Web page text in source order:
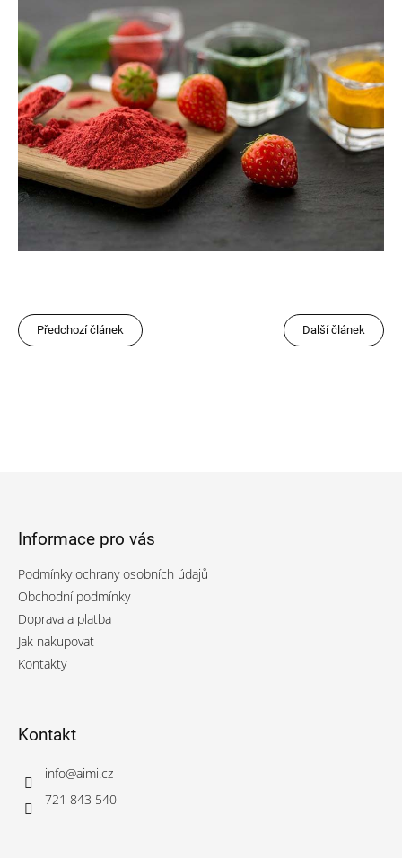
Předchozí článek Další článek
Informace pro vás
Podmínky ochrany osobních údajů
Obchodní podmínky
Doprava a platba
Jak nakupovat
Kontakty
Kontakt
info@aimi.cz
721 843 540